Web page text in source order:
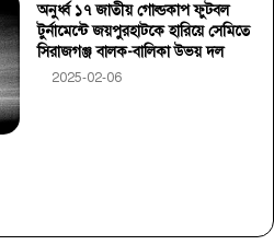
অনুর্ধ্ব ১৭ জাতীয় গোল্ডকাপ ফুটবল
টুর্নামেন্টে জয়পুরহাটকে হারিয়ে সেমিতে
সিরাজগঞ্জ বালক-বালিকা উভয় দল
2025-02-06